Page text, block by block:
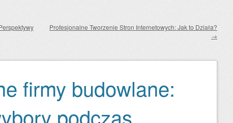
Profesjonalne Tworzenie Stron Internetowych: Jak to Działa?
→
firmy budowlane:
podczas